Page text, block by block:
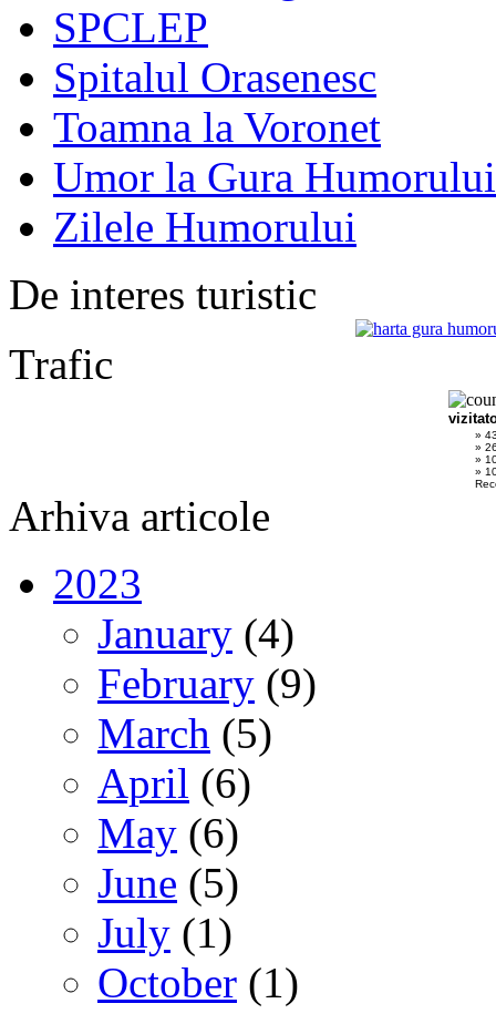
SPCLEP
Spitalul Orasenesc
Toamna la Voronet
Umor la Gura Humorului
Zilele Humorului
De interes turistic
Trafic
»
»
»
»
Arhiva articole
2023
January (4)
February (9)
March (5)
April (6)
May (6)
June (5)
July (1)
October (1)